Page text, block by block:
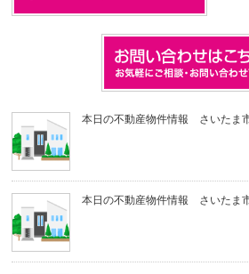
本日の不動産物件情報 さいたま
本日の不動産物件情報 さいたま